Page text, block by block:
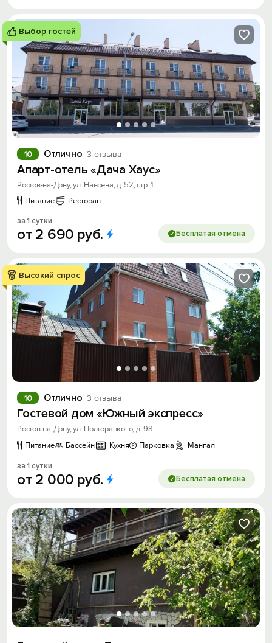
Выбор гостей
Отлично 3 отзыва
10
Апарт-отель «Дача Хаус»
Ростов-на-Дону, ул. Нансена, д. 52, стр. 1
Питание
Ресторан
за 1 сутки
от 2 690 руб. Бесплатая отмена
Высокий спрос
Отлично 3 отзыва
10
Гостевой дом «Южный экспресс»
Ростов-на-Дону, ул. Полторацкого, д. 98
Питание
Бассейн Кухня Парковка Мангал
за 1 сутки
от 2 000 руб. Бесплатая отмена